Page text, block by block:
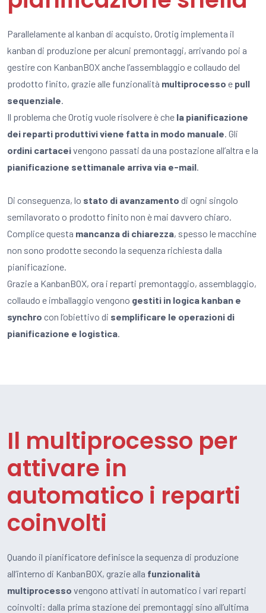
Parallelamente al kanban di acquisto, Orotig implementa il
kanban di produzione per alcuni premontaggi, arrivando poi a
gestire con KanbanBOX anche l’assemblaggio e collaudo del
prodotto finito, grazie alle funzionalità multiprocesso e pull
sequenziale.
Il problema che Orotig vuole risolvere è che la pianificazione
dei reparti produttivi viene fatta in modo manuale. Gli
ordini cartaceivengono passati da una postazione all’altra e la
pianificazione settimanale arriva via e-mail.
Di conseguenza, lo stato di avanzamento di ogni singolo
semilavorato o prodotto finito non è mai davvero chiaro.
Complice questa mancanza di chiarezza, spesso le macchine
non sono prodotte secondo la sequenza richiesta dalla
pianificazione.
Grazie a KanbanBOX, ora i reparti premontaggio, assemblaggio,
collaudo e imballaggio vengono gestiti in logica kanban e
synchro con l’obiettivo di semplificare le operazioni di
pianificazione e logistica.
Il multiprocesso per
attivare in
automatico i reparti
coinvolti
Quando il pianificatore definisce la sequenza di produzione
all’interno di KanbanBOX, grazie alla funzionalità
multiprocesso vengono attivati in automatico i vari reparti
coinvolti: dalla prima stazione dei premontaggi sino all’ultima